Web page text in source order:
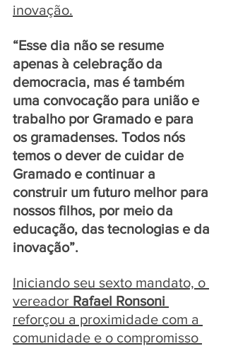
inovação.
“Esse dia não se resume
apenas à celebração da
democracia, mas é também
uma convocação para união e
trabalho por Gramado e para
os gramadenses. Todos nós
temos o dever de cuidar de
Gramado e continuar a
construir um futuro melhor para
nossos filhos, por meio da
educação, das tecnologias e da
inovação”.
Iniciando seu sexto mandato, o
vereador Rafael Ronsoni
reforçou a proximidade com a
comunidade e o compromisso